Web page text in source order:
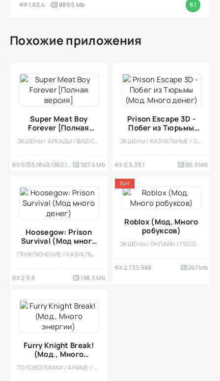
1.63.4 889.5 Mb 8.1
Похожие приложения
Super Meat Boy
Forever [Полная
версия]
ЭКШЕНЫ / АРКАДЫ / ВИД СБОКУ / ПЛАТНАЯ / ПРИКЛЮЧЕНИЕ / ОДНОПОЛЬЗОВАТЕЛЬСКИЕ / ОФЛАЙН / БОЛЬШАЯ / КРОВЬ / СЛОЖНАЯ / ПЛАТФОРМЕРЫ
6755.1849.1962.1510 927.4 Mb
Prison Escape 3D -
Побег из Тюрьмы
(Мод, Много денег)ЭКШЕНЫ / КАЗУАЛЬНЫЕ / ОДНОПОЛЬЗОВАТЕЛЬСКИЕ / СТИЛИЗАЦИЯ / ОФЛАЙН / 3D / ВЕСЁЛАЯ / СИМУЛЯТОРЫ / МОД / ВСТРОЕННЫЙ КЕШ / ФИЗИКА
0.3.39.1 86.9 Mb
Hoosegow: Prison
Survival (Мод много
денег)
ПРИКЛЮЧЕНИЕ / КАЗУАЛЬНЫЕ / ОДНОПОЛЬЗОВАТЕЛЬСКИЕ / СТИЛИЗАЦИЯ / ВИЗУАЛЬНАЯ НОВЕЛЛА / СИМУЛЯТОРЫ / ВСТРОЕННЫЙ КЕШ / СИМУЛЯТОРЫ ЖИЗНИ / МОД
2.9.6 198.5 Mb
Roblox (Мод, Много
робуксов)
ЭКШЕНЫ / ОНЛАЙН / ПЕСОЧНИЦЫ / МОД / СТИЛИЗАЦИЯ / МНОГОПОЛЬЗОВАТЕЛЬСКАЯ / ОДНОПОЛЬЗОВАТЕЛЬСКИЕ / КАЗУАЛЬНЫЕ / СИМУЛЯТОРЫ / ПРИКЛЮЧЕНИЕ / 3D
2.733.988 267 Mb
Хит
Furry Knight Break!
(Мод., Много
энергии)
ГОЛОВОЛОМКИ / АНИМЕ / РОЛЕВЫЕ / ФЭНТЕЗИ / POINT & CLICK / МОД / ОДНОПОЛЬЗОВАТЕЛЬСКИЕ / PVP / МАЛЕНЬКАЯ